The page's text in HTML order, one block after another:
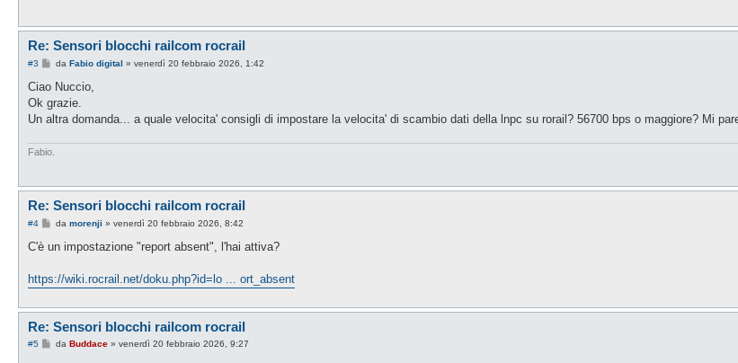
Re: Sensori blocchi railcom rocrail
#3
M
s
a
g
da Fabio digital » venerdì 20 febbraio 2026, 1:42
Ciao Nuccio,
Ok grazie.
Un altra domanda... a quale velocita' consigli di impostare la velocita' di scambio dati della lnpc su rorail? 56700 bps o maggiore? Mi
Fabio.
Re: Sensori blocchi railcom rocrail
#4
M
s
g
g
o
da morenji » venerdì 20 febbraio 2026, 8:42
C'è un impostazione "report absent", l'hai attiva?
https://wiki.rocrail.net/doku.php?id=lo ... ort_absent
Re: Sensori blocchi railcom rocrail
#5
Mda Buddace» venerdì 20 febbraio 2026, 9:27